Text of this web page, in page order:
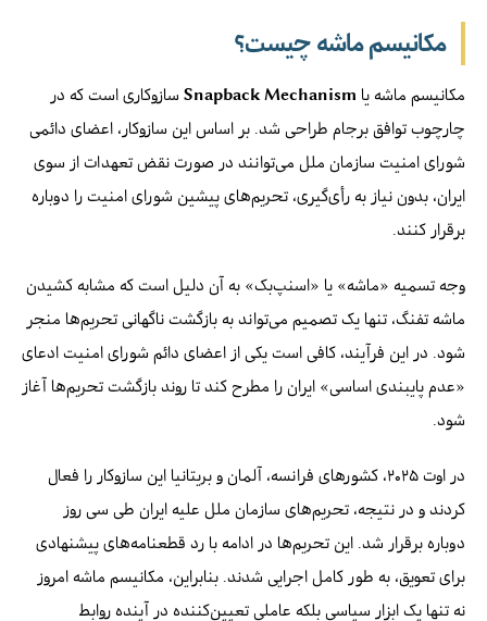
مکانیسم ماشه چیست؟
مکانیسم ماشه یا Snapback Mechanism سازوکاری است که در
چارچوب توافق برجام طراحی شد. بر اساس این سازوکار، اعضای دائمی
شورای امنیت سازمان ملل می‌توانند در صورت نقض تعهدات از سوی
ایران، بدون نیاز به رأی‌گیری، تحریم‌های پیشین شورای امنیت را دوباره
برقرار کنند.
وجه تسمیه «ماشه» یا «اسنپ‌بک» به آن دلیل است که مشابه کشیدن
ماشه تفنگ، تنها یک تصمیم می‌تواند به بازگشت ناگهانی تحریم‌ها منجر
شود. در این فرآیند، کافی است یکی از اعضای دائم شورای امنیت ادعای
«عدم پایبندی اساسی» ایران را مطرح کند تا روند بازگشت تحریم‌ها آغاز
شود.
در اوت ۲۰۲۵، کشورهای فرانسه، آلمان و بریتانیا این سازوکار را فعال
کردند و در نتیجه، تحریم‌های سازمان ملل علیه ایران طی سی روز
دوباره برقرار شد. این تحریم‌ها در ادامه با رد قطعنامه‌های پیشنهادی
برای تعویق، به طور کامل اجرایی شدند. بنابراین، مکانیسم ماشه امروز
نه تنها یک ابزار سیاسی بلکه عاملی تعیین‌کننده در آینده روابط